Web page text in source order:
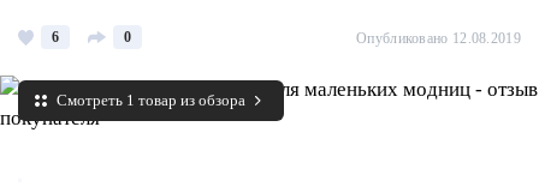
6 0 Опубликовано 12.08.2019
Смотреть 1 товар из обзора